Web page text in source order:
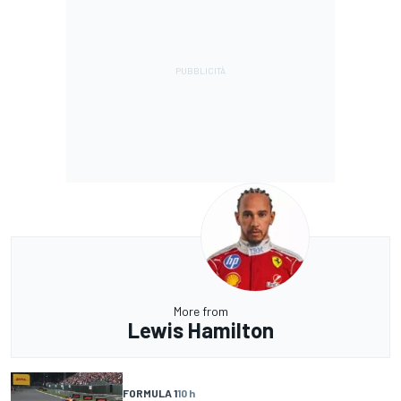
More from
Lewis Hamilton
FORMULA 110 h